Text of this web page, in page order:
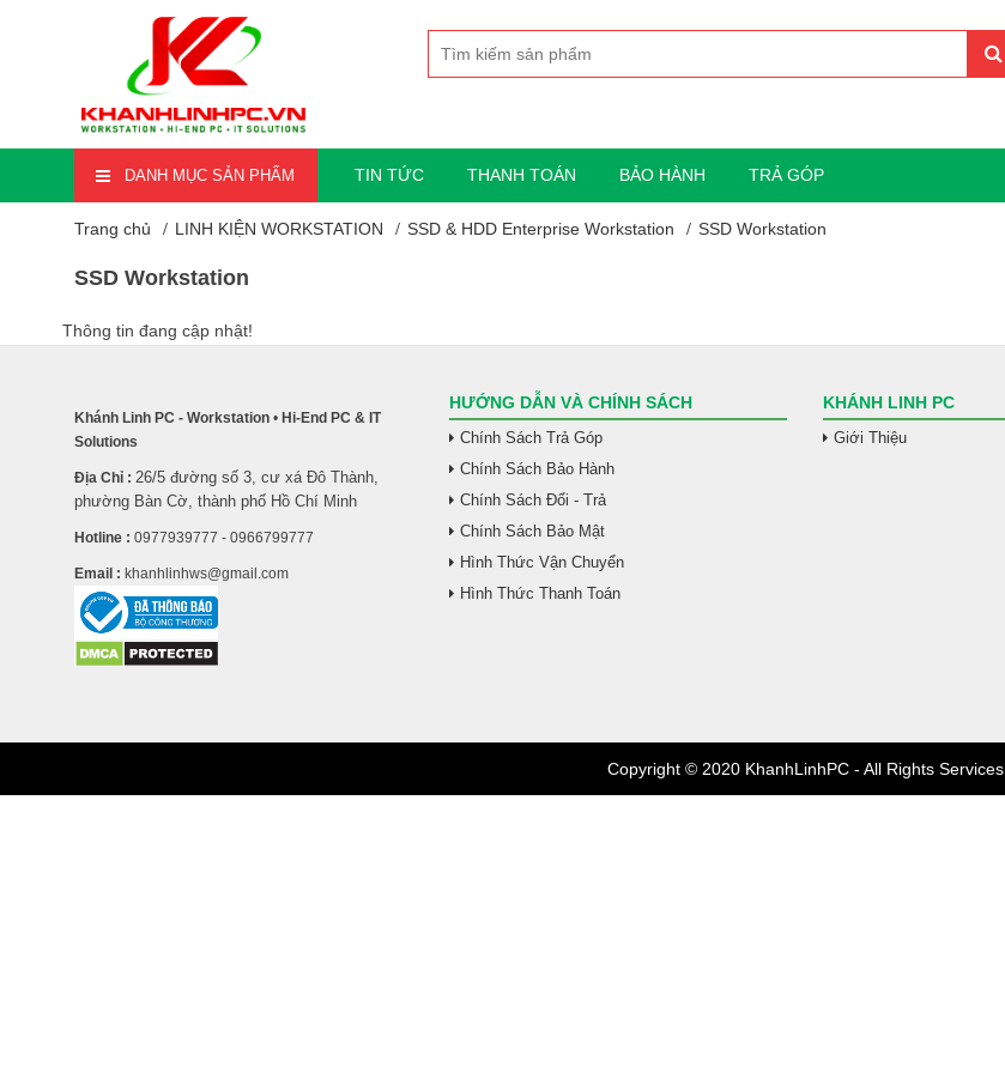
DANH MỤC SẢN PHẨM TIN TỨC THANH TOÁN BẢO HÀNH TRẢ GÓP
Trang chủ LINH KIỆN WORKSTATION SSD & HDD Enterprise Workstation SSD Workstation
SSD Workstation
Thông tin đang cập nhật!
Khánh Linh PC - Workstation • Hi-End PC & IT
Solutions
Địa Chỉ : 26/5 đường số 3, cư xá Đô Thành,
phường Bàn Cờ, thành phố Hồ Chí Minh
Hotline : 0977939777 - 0966799777
Email : khanhlinhws@gmail.com
HƯỚNG DẪN VÀ CHÍNH SÁCH
Chính Sách Trả Góp
Chính Sách Bảo Hành
Chính Sách Đổi - Trả
Chính Sách Bảo Mật
Hình Thức Vận Chuyển
Hình Thức Thanh Toán
KHÁNH LINH PC
Giới Thiệu
Copyright © 2020 KhanhLinhPC - All Rights Services